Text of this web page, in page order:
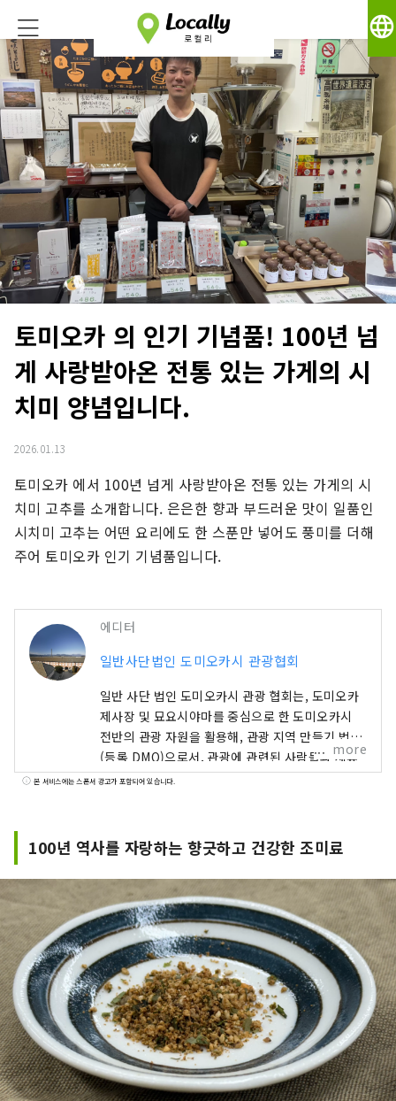
language
토미오카 의 인기 기념품! 100년 넘
게 사랑받아온 전통 있는 가게의 시
치미 양념입니다.
2026.01.13
토미오카 에서 100년 넘게 사랑받아온 전통 있는 가게의 시
치미 고추를 소개합니다. 은은한 향과 부드러운 맛이 일품인
시치미 고추는 어떤 요리에도 한 스푼만 넣어도 풍미를 더해
주어 토미오카 인기 기념품입니다.
에디터
일반사단법인 도미오카시 관광협회
일반 사단 법인 도미오카시 관광 협회는, 도미오카
제사장 및 묘요시야마를 중심으로 한 도미오카시
전반의 관광 자원을 활용해, 관광 지역 만들기 법인
(등록 DMO)으로서, 관광에 관련된 사람들과 제휴
해 “벌 수 있는 관광 「지역 만들기」를 추진하고
more
본 서비스에는 스폰서 광고가 포함되어 있습니다.
100년 역사를 자랑하는 향긋하고 건강한 조미료